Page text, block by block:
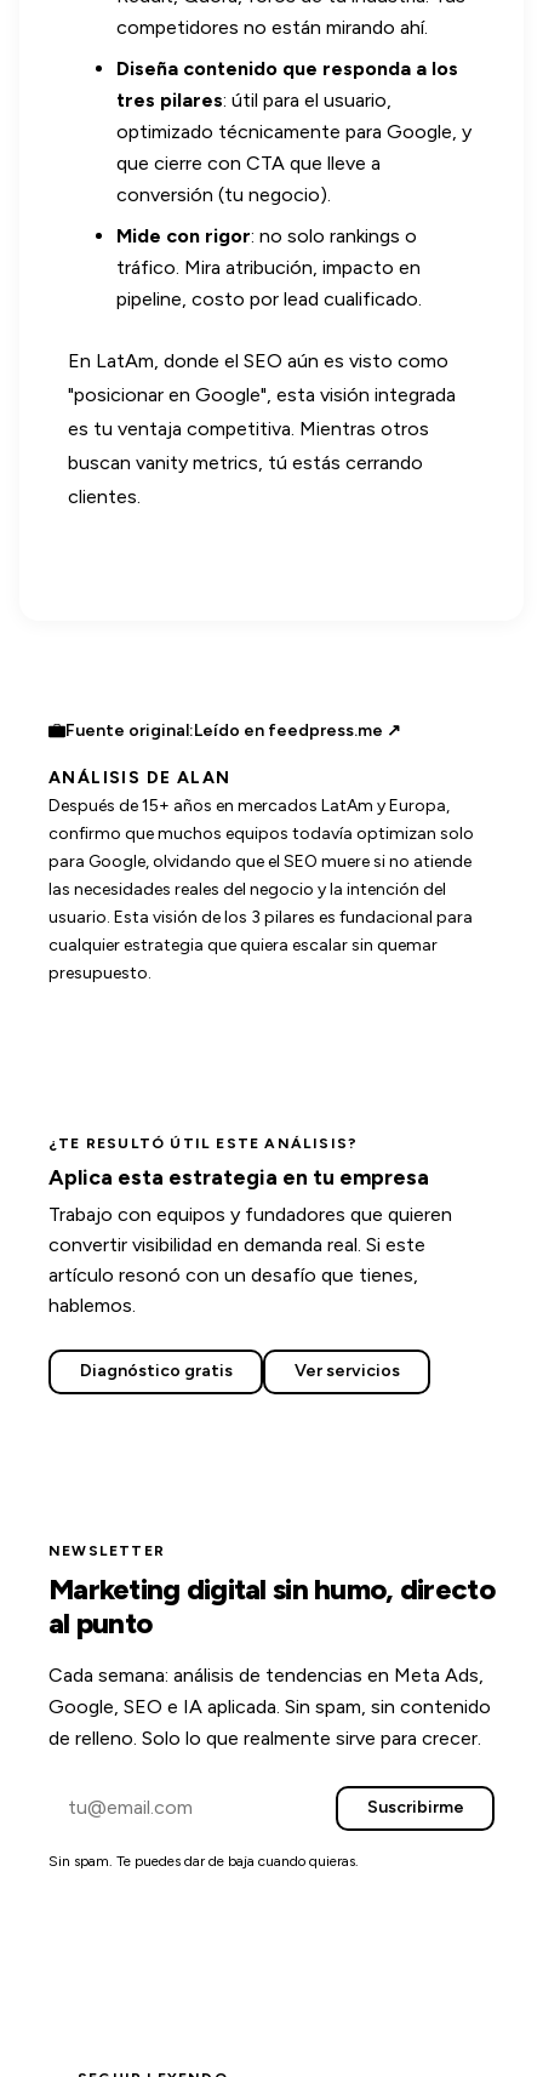
competidores no están mirando ahí.
Diseña contenido que responda a los
tres pilares: útil para el usuario,
optimizado técnicamente para Google, y
que cierre con CTA que lleve a
conversión (tu negocio).
Mide con rigor: no solo rankings o
tráfico. Mira atribución, impacto en
pipeline, costo por lead cualificado.
En LatAm, donde el SEO aún es visto como
"posicionar en Google", esta visión integrada
es tu ventaja competitiva. Mientras otros
buscan vanity metrics, tú estás cerrando
clientes.
Fuente original:Leído en feedpress.me ↗
ANÁLISIS DE ALAN
Después de 15+ años en mercados LatAm y Europa,
confirmo que muchos equipos todavía optimizan solo
para Google, olvidando que el SEO muere si no atiende
las necesidades reales del negocio y la intención del
usuario. Esta visión de los 3 pilares es fundacional para
cualquier estrategia que quiera escalar sin quemar
presupuesto.
¿TE RESULTÓ ÚTIL ESTE ANÁLISIS?
Aplica esta estrategia en tu empresa
Trabajo con equipos y fundadores que quieren
convertir visibilidad en demanda real. Si este
artículo resonó con un desafío que tienes,
hablemos.
Diagnóstico gratis Ver servicios
NEWSLETTER
Marketing digital sin humo, directo
al punto
Cada semana: análisis de tendencias en Meta Ads,
Google, SEO e IA aplicada. Sin spam, sin contenido
de relleno. Solo lo que realmente sirve para crecer.
Suscribirme
Sin spam. Te puedes dar de baja cuando quieras.